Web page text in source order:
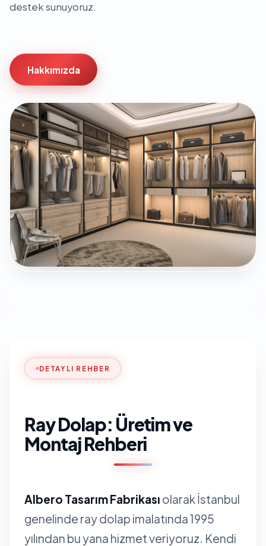
destek sunuyoruz.
Hakkımızda
DETAYLI REHBER
Ray Dolap: Üretim ve
Montaj Rehberi
Albero Tasarım Fabrikası olarak İstanbul
genelinde ray dolap imalatında 1995
yılından bu yana hizmet veriyoruz. Kendi